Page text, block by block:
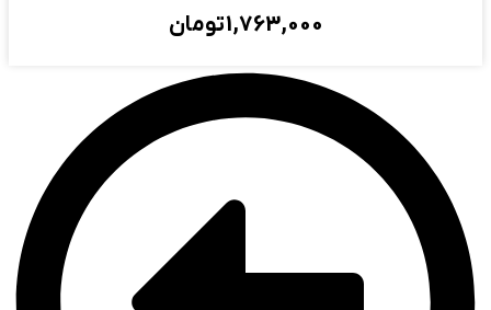
1,763,000تومان